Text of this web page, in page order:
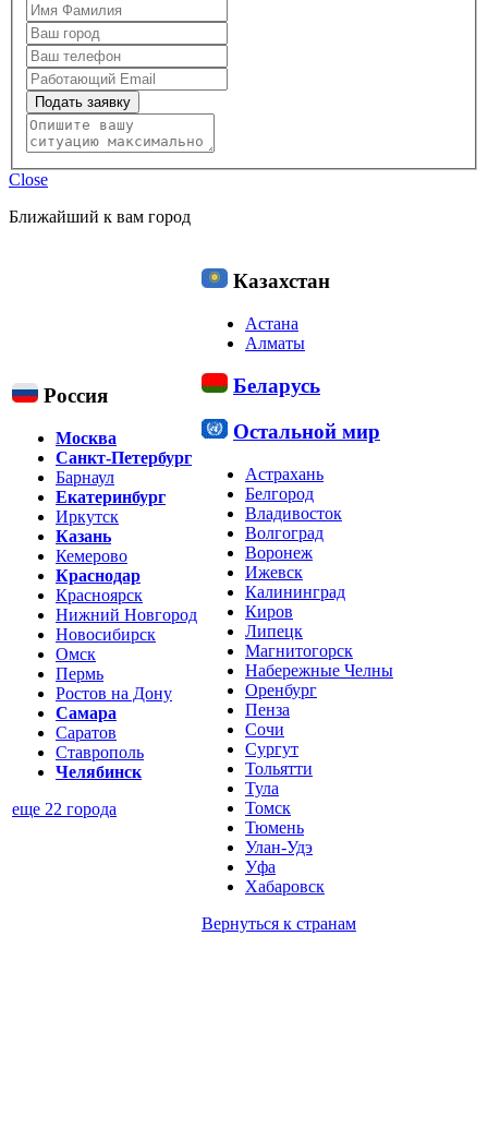
Подать заявку
Close
Ближайший к вам город
Россия
Москва
Санкт-Петербург
Барнаул
Екатеринбург
Иркутск
Казань
Кемерово
Краснодар
Красноярск
Нижний Новгород
Новосибирск
Омск
Пермь
Ростов на Дону
Самара
Саратов
Ставрополь
Челябинск
еще 22 города
Казахстан
Астана
Алматы
Беларусь
Остальной мир
Астрахань
Белгород
Владивосток
Волгоград
Воронеж
Ижевск
Калининград
Киров
Липецк
Магнитогорск
Набережные Челны
Оренбург
Пенза
Сочи
Сургут
Тольятти
Тула
Томск
Тюмень
Улан-Удэ
Уфа
Хабаровск
Вернуться к странам